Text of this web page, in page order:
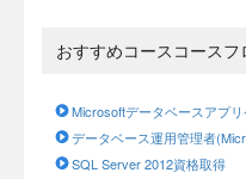
おすすめコースコースフ
Microsoftデータベースアプ
データベース運用管理者
SQL Server 2012資格取得